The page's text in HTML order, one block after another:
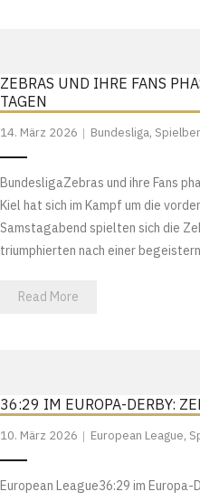
ZEBRAS UND IHRE FANS
TAGEN
14. März 2026 Bundesliga,
BundesligaZebras und ihre Fans
Kiel hat sich im Kampf um die
Samstagabend spielten sich die
triumphierten nach einer
Read More
36:29 IM EUROPA-DERBY:
10. März 2026 European League,
European League36:29 im